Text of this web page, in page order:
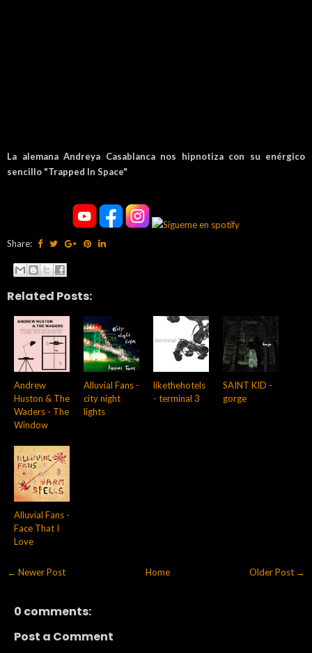
La alemana Andreya Casablanca nos hipnotiza con su enérgico
sencillo "Trapped In Space"
Share:
Related Posts:
Andrew
Huston & The
Waders - The
Window
Alluvial Fans -
city night
lights
likethehotels
- terminal 3
SAINT KID -
gorge
Alluvial Fans -
Face That I
Love
← Newer Post Older Post →
Home
0 comments:
Post a Comment